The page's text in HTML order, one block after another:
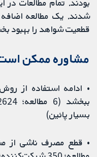
بودند. تمام مطالعات در
شدند. یک مطالعه اضافه
قطعیت شواهد را بهبود
مشاوره ممکن
• ادامه استفاده از
بسیار پائین)